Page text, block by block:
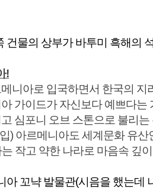
부가 바투미 흑해의 석양
!
니아로 입국하면서 한국의
가이드가 자신보다 예쁘다
심포니 오브 스톤으로 불리
) 아르메니아도 세계문화 유
작고 약한 나라로 마음속 깊
물관(시음을 했는데 나는